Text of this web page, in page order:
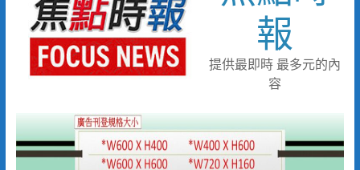
水墨個展
甜蜜上市！黃偉哲力推歸仁大目
釋迦，邀全民體驗採果樂兼做公
益
臺鐵高雄機廠變身全台最大免費
樂園 陳其邁:保存百年產業記
「火車醫院」變身親子天堂！高
雄親子遊樂園開幕首日人潮爆棚
報
提供最即時 最多元的內
容